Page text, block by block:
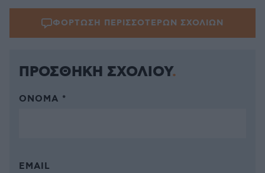
ΦΟΡΤΩΣΗ ΠΕΡΙΣΣΟΤΕΡΩΝ ΣΧΟΛΙΩΝ
ΠΡΟΣΘΗΚΗ ΣΧΟΛΙΟΥ
ΌΝΟΜΑ *
EMAIL